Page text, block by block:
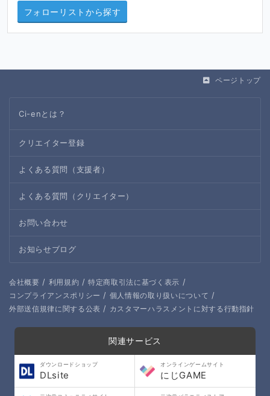
フォローリストから探す
ページトップ
Ci-enとは？
クリエイター登録
よくある質問（支援者）
よくある質問（クリエイター）
お問い合わせ
お知らせブログ
会社概要 / 利用規約 / 特定商取引法に基づく表示 /
コンプライアンスポリシー / 個人情報の取り扱いについて /
外部送信規律に関する公表 / カスタマーハラスメントに対する行動指針
関連サービス
ダウンロードショップ
DLsite
オンラインゲームサイト
にじGAME